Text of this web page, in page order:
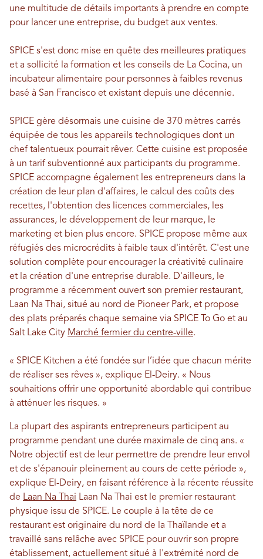
une multitude de détails importants à prendre en compte
pour lancer une entreprise, du budget aux ventes.
SPICE s'est donc mise en quête des meilleures pratiques
et a sollicité la formation et les conseils de La Cocina, un
incubateur alimentaire pour personnes à faibles revenus
basé à San Francisco et existant depuis une décennie.
SPICE gère désormais une cuisine de 370 mètres carrés
équipée de tous les appareils technologiques dont un
chef talentueux pourrait rêver. Cette cuisine est proposée
à un tarif subventionné aux participants du programme.
SPICE accompagne également les entrepreneurs dans la
création de leur plan d'affaires, le calcul des coûts des
recettes, l'obtention des licences commerciales, les
assurances, le développement de leur marque, le
marketing et bien plus encore. SPICE propose même aux
réfugiés des microcrédits à faible taux d'intérêt. C'est une
solution complète pour encourager la créativité culinaire
et la création d'une entreprise durable. D'ailleurs, le
programme a récemment ouvert son premier restaurant,
Laan Na Thai, situé au nord de Pioneer Park, et propose
des plats préparés chaque semaine via SPICE To Go et au
Salt Lake City Marché fermier du centre-ville.
« SPICE Kitchen a été fondée sur l’idée que chacun mérite
de réaliser ses rêves », explique El-Deiry. « Nous
souhaitions offrir une opportunité abordable qui contribue
à atténuer les risques. »
La plupart des aspirants entrepreneurs participent au
programme pendant une durée maximale de cinq ans. «
Notre objectif est de leur permettre de prendre leur envol
et de s'épanouir pleinement au cours de cette période »,
explique El-Deiry, en faisant référence à la récente réussite
de Laan Na Thai Laan Na Thai est le premier restaurant
physique issu de SPICE. Le couple à la tête de ce
restaurant est originaire du nord de la Thaïlande et a
travaillé sans relâche avec SPICE pour ouvrir son propre
établissement, actuellement situé à l'extrémité nord de